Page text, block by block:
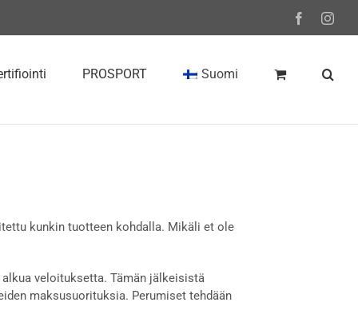
Facebook
PROSPORT Suomi
kunkin tuotteen kohdalla. Mikäli et ole
veloituksetta. Tämän jälkeisistä
maksusuorituksia. Perumiset tehdään